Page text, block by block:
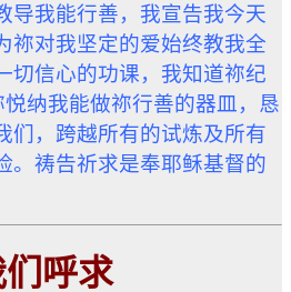
导我能行善，我宣告我今天
祢对我坚定的爱始终教我全
切信心的功课，我知道祢纪
悦纳我能做祢行善的器皿，恳
们，跨越所有的试炼及所有
。祷告祈求是奉耶稣基督的
呼求